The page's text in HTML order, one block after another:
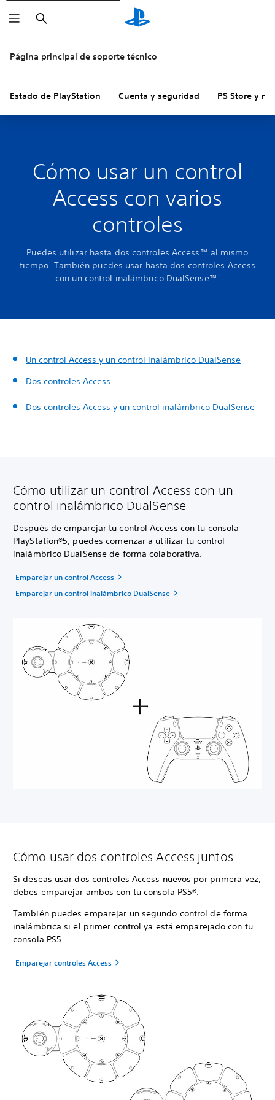
Buscar
Página principal de soporte técnico
Estado de PlayStation Cuenta y seguridad PS Store y
Cómo usar un control
Access con varios
controles
Puedes utilizar hasta dos controles Access™ al mismo
tiempo. También puedes usar hasta dos controles Access
con un control inalámbrico DualSense™.
Un control Access y un control inalámbrico DualSense
Dos controles Access
Dos controles Access y un control inalámbrico DualSense
Cómo utilizar un control Access con un
control inalámbrico DualSense
Después de emparejar tu control Access con tu consola
PlayStation®5, puedes comenzar a utilizar tu control
inalámbrico DualSense de forma colaborativa.
Emparejar un control Access
Emparejar un control inalámbrico DualSense
Cómo usar dos controles Access juntos
Si deseas usar dos controles Access nuevos por primera vez,
debes emparejar ambos con tu consola PS5®.
También puedes emparejar un segundo control de forma
inalámbrica si el primer control ya está emparejado con tu
consola PS5.
Emparejar controles Access